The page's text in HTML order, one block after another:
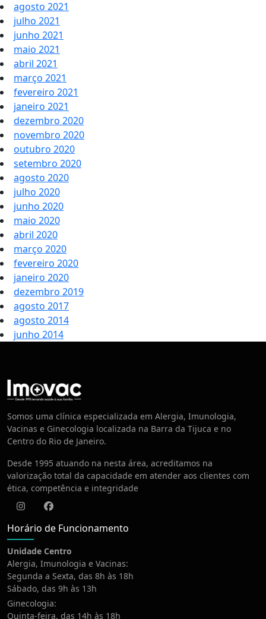
agosto 2021
julho 2021
junho 2021
maio 2021
abril 2021
março 2021
fevereiro 2021
janeiro 2021
dezembro 2020
novembro 2020
outubro 2020
setembro 2020
agosto 2020
julho 2020
junho 2020
maio 2020
abril 2020
março 2020
fevereiro 2020
janeiro 2020
dezembro 2019
agosto 2017
agosto 2014
junho 2014
Centro de Vacinação
Somos uma clínica especializada em Alergia, Imunologia,
Vacinas e Ginecologia localizada na Barra da Tijuca e no
Centro do Rio de Janeiro.
Desde 1995 atuando na nesta área, acreditamos na
valorização total da capacidade em atender aos clientes com
ética, competência e integridade
InstagramFacebook
Horário de Funcionamento
Unidade Centro
Alergia, Imunologia e Vacinas:
Segunda a Sexta, das 8h às 18h
Sábado, das 9h às 13h
Ginecologia:
Quinta-feira, das 14h às 18h